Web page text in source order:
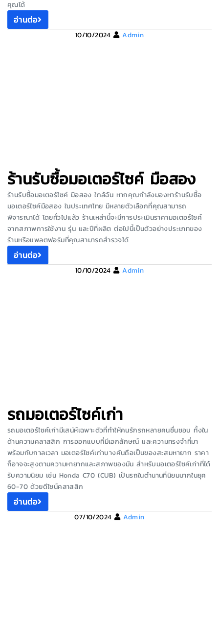
คุณได้
อ่านต่อ
10/10/2024 Admin
ร้านรับซื้อมอเตอร์ไซค์ มือสอง
ร้านรับซื้อมอเตอร์ไซค์ มือสอง ใกล้ฉัน หากคุณกำลังมองหาร้านรับซื้อ
มอเตอร์ไซค์มือสอง ในประเทศไทย มีหลายตัวเลือกที่คุณสามารถ
พิจารณาได้ โดยทั่วไปแล้ว ร้านเหล่านี้จะมีการประเมินราคามอเตอร์ไซค์
จากสภาพการใช้งาน รุ่น และปีที่ผลิต ต่อไปนี้เป็นตัวอย่างประเภทของ
ร้านหรือแพลตฟอร์มที่คุณสามารถสำรวจได้
อ่านต่อ
10/10/2024 Admin
รถมอเตอร์ไซค์เก่า
รถมอเตอร์ไซค์เก่ามีเสน่ห์เฉพาะตัวที่ทำให้คนรักรถหลายคนชื่นชอบ ทั้งใน
ด้านความคลาสสิก การออกแบบที่มีเอกลักษณ์ และความทรงจำที่มา
พร้อมกับกาลเวลา มอเตอร์ไซค์เก่าบางคันถือเป็นของสะสมหายาก ราคา
ก็อาจจะสูงตามความหายากและสภาพของมัน สำหรับมอเตอร์ไซค์เก่าที่ได้
รับความนิยม เช่น Honda C70 (CUB) เป็นรถในตำนานที่นิยมมากในยุค
60-70 ด้วยดีไซน์คลาสสิก
อ่านต่อ
07/10/2024 Admin